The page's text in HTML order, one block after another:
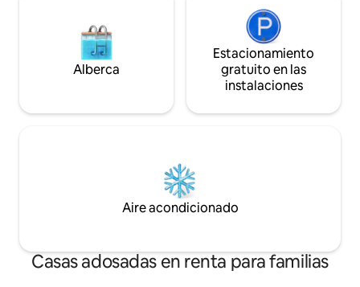
Alberca
Estacionamiento
gratuito en las
instalaciones
Aire acondicionado
Casas adosadas en renta para familias